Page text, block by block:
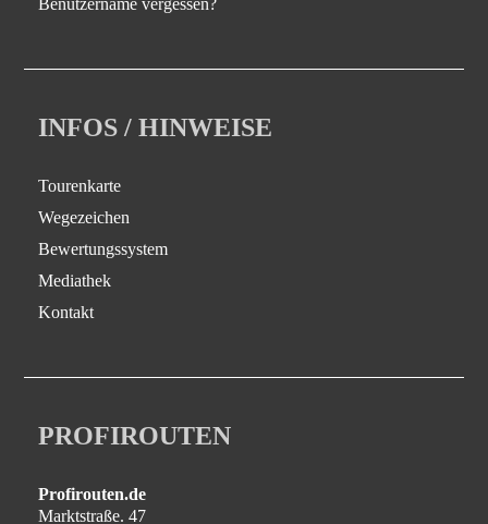
Benutzername vergessen?
INFOS / HINWEISE
Tourenkarte
Wegezeichen
Bewertungssystem
Mediathek
Kontakt
PROFIROUTEN
Profirouten.de
Marktstraße. 47